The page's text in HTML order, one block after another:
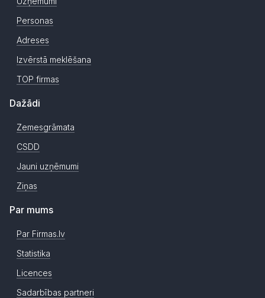
Personas
Adreses
Izvērstā meklēšana
TOP firmas
Dažādi
Zemesgrāmata
CSDD
Jauni uzņēmumi
Ziņas
Par mums
Par Firmas.lv
Statistika
Licences
Sadarbības partneri